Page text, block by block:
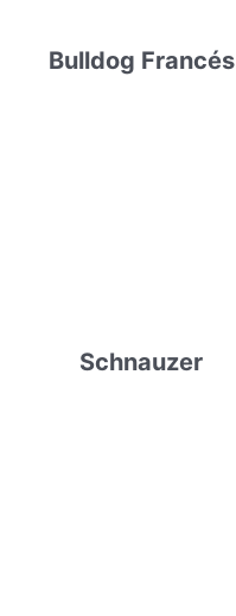
Bulldog Francés
Schnauzer